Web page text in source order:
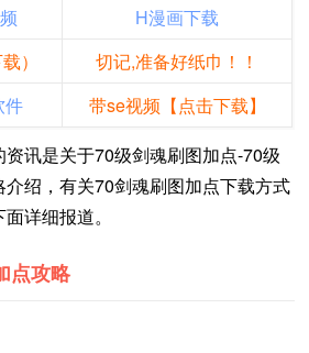
H漫画下载
）
切记,准备好纸巾！！
件
带se视频【点击下载】
讯是关于70级剑魂刷图加点-70级
绍，有关70剑魂刷图加点下载方式
详细报道。
点攻略